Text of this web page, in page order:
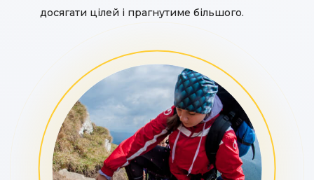
досягати цілей і прагнутиме більшого.